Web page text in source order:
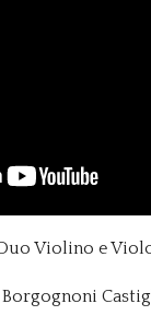
Violino e